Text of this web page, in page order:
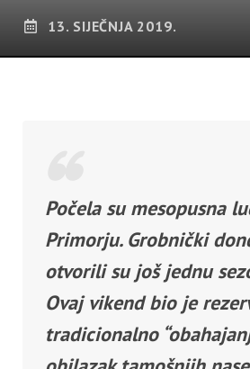
13. SIJEČNJA 2019.
Počela su mesopusna
Primorju. Grobnički
otvorili su još jednu
Ovaj vikend bio je
tradicionalno